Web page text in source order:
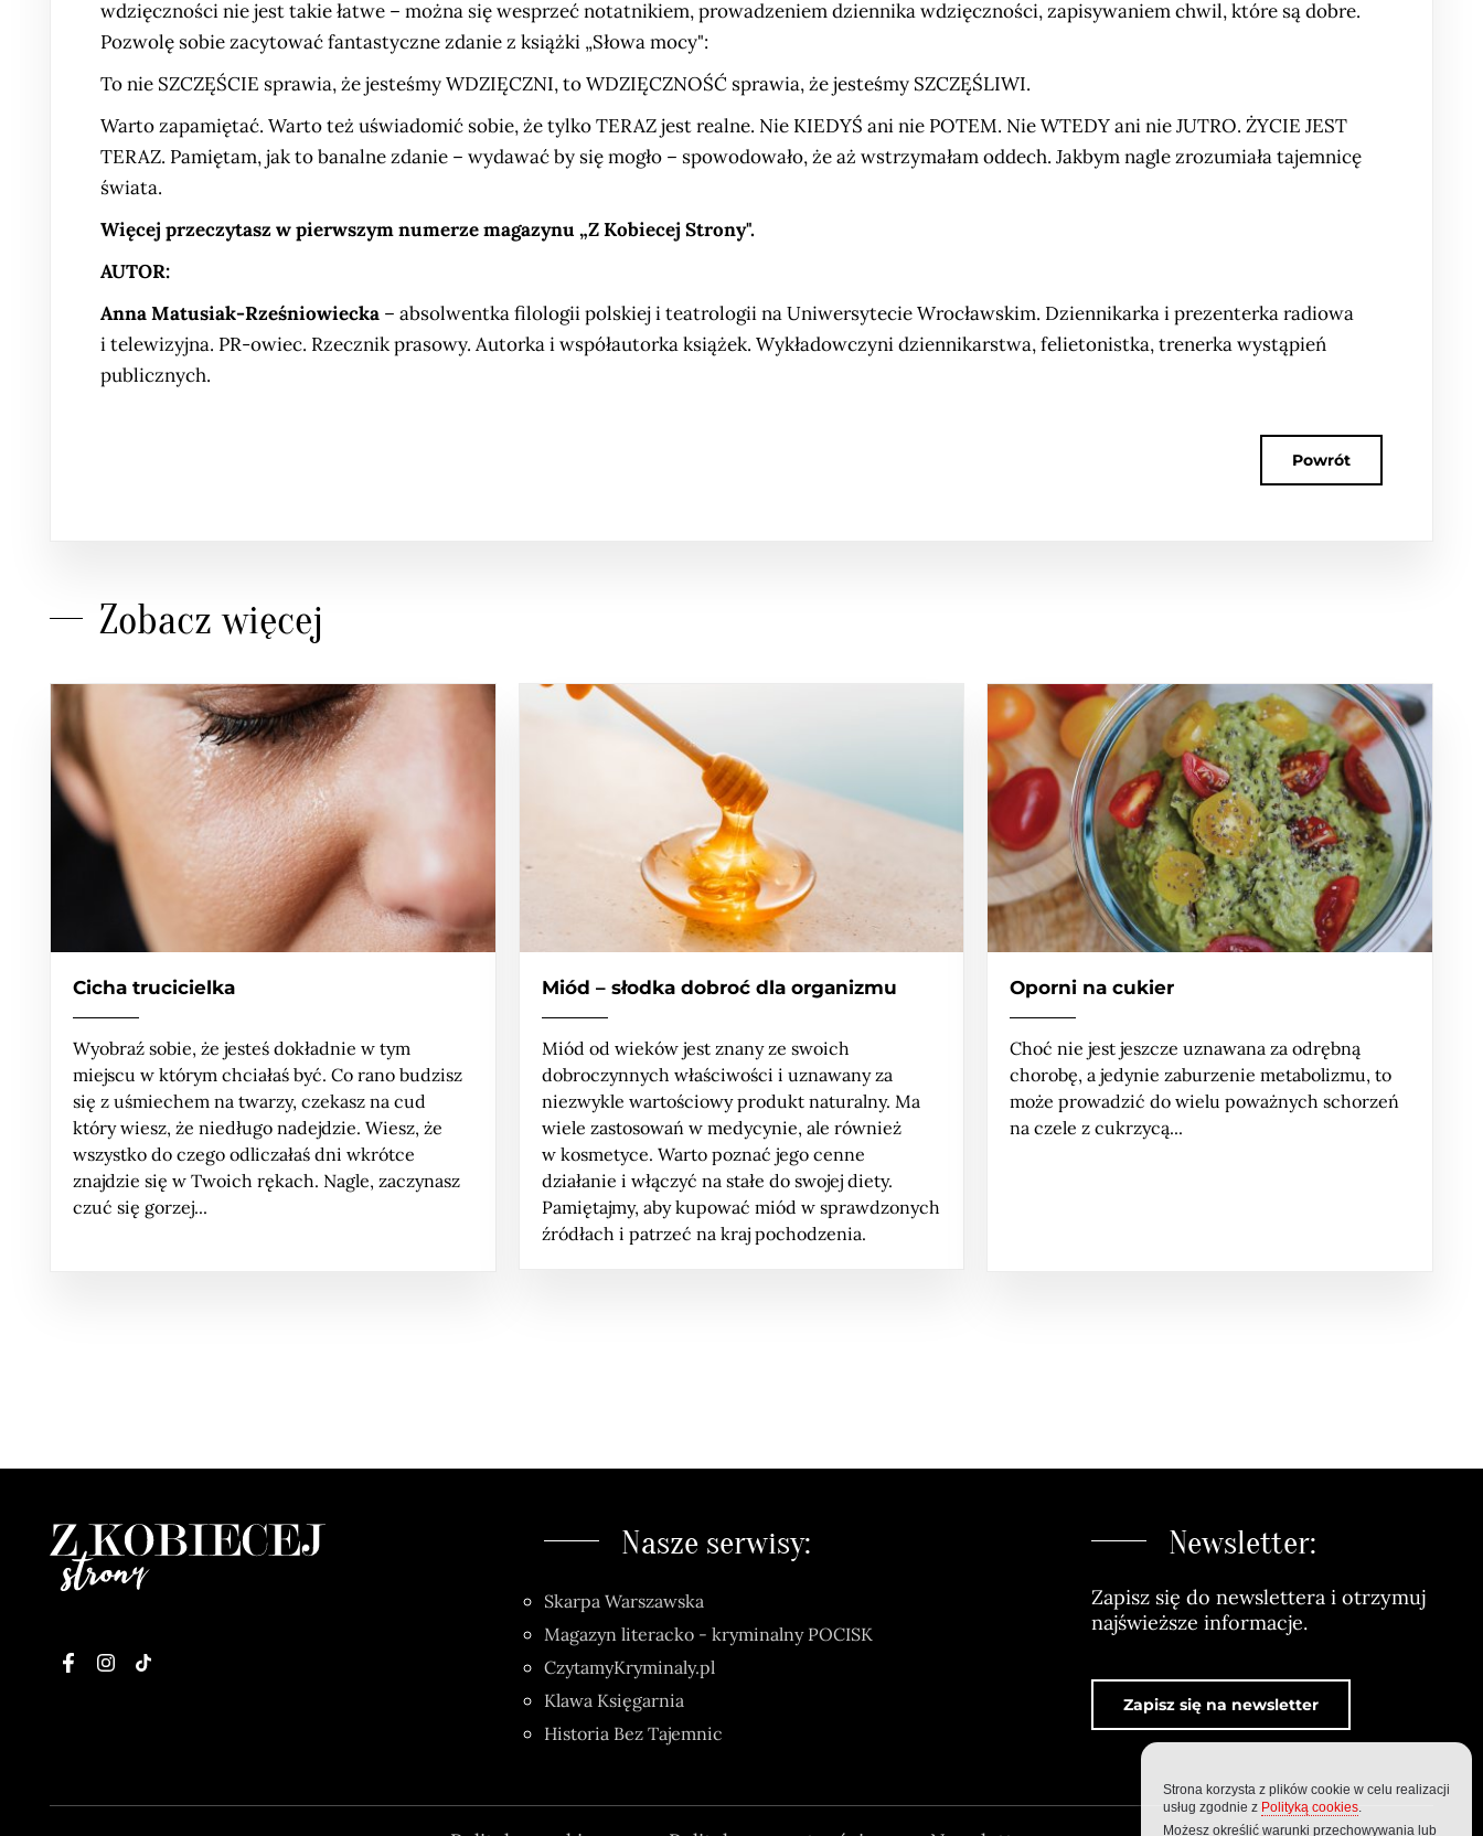
wdzięczności nie jest takie łatwe – można się wesprzeć notatnikiem, prowadzeniem dziennika wdzięczności, zapisywaniem chwil, które są dobre.
Pozwolę sobie zacytować fantastyczne zdanie z książki „Słowa mocy":
To nie SZCZĘŚCIE sprawia, że jesteśmy WDZIĘCZNI, to WDZIĘCZNOŚĆ sprawia, że jesteśmy SZCZĘŚLIWI.
Warto zapamiętać. Warto też uświadomić sobie, że tylko TERAZ jest realne. Nie KIEDYŚ ani nie POTEM. Nie WTEDY ani nie JUTRO. ŻYCIE JEST
TERAZ. Pamiętam, jak to banalne zdanie – wydawać by się mogło – spowodowało, że aż wstrzymałam oddech. Jakbym nagle zrozumiała tajemnicę
świata.
Więcej przeczytasz w pierwszym numerze magazynu „Z Kobiecej Strony".
AUTOR:
Anna Matusiak-Rześniowiecka – absolwentka filologii polskiej i teatrologii na Uniwersytecie Wrocławskim. Dziennikarka i prezenterka radiowa
i telewizyjna. PR-owiec. Rzecznik prasowy. Autorka i współautorka książek. Wykładowczyni dziennikarstwa, felietonistka, trenerka wystąpień
publicznych.
Powrót
Zobacz więcej
Cicha trucicielka
Wyobraź sobie, że jesteś dokładnie w tym
miejscu w którym chciałaś być. Co rano budzisz
się z uśmiechem na twarzy, czekasz na cud
który wiesz, że niedługo nadejdzie. Wiesz, że
wszystko do czego odliczałaś dni wkrótce
znajdzie się w Twoich rękach. Nagle, zaczynasz
czuć się gorzej...
Miód – słodka dobroć dla organizmu
Miód od wieków jest znany ze swoich
dobroczynnych właściwości i uznawany za
niezwykle wartościowy produkt naturalny. Ma
wiele zastosowań w medycynie, ale również
w kosmetyce. Warto poznać jego cenne
działanie i włączyć na stałe do swojej diety.
Pamiętajmy, aby kupować miód w sprawdzonych
źródłach i patrzeć na kraj pochodzenia.
Oporni na cukier
Choć nie jest jeszcze uznawana za odrębną
chorobę, a jedynie zaburzenie metabolizmu, to
może prowadzić do wielu poważnych schorzeń
na czele z cukrzycą...
Nasze serwisy:
Skarpa Warszawska
Magazyn literacko - kryminalny POCISK
CzytamyKryminaly.pl
Klawa Księgarnia
Historia Bez Tajemnic
Newsletter:
Zapisz się do newslettera i otrzymuj
najświeższe informacje.
Zapisz się na newsletter
Strona korzysta z plików cookie w celu realizacji
usług zgodnie z Polityką cookies.
Możesz określić warunki przechowywania lub